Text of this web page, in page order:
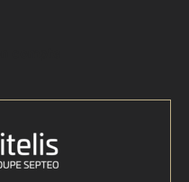
compte